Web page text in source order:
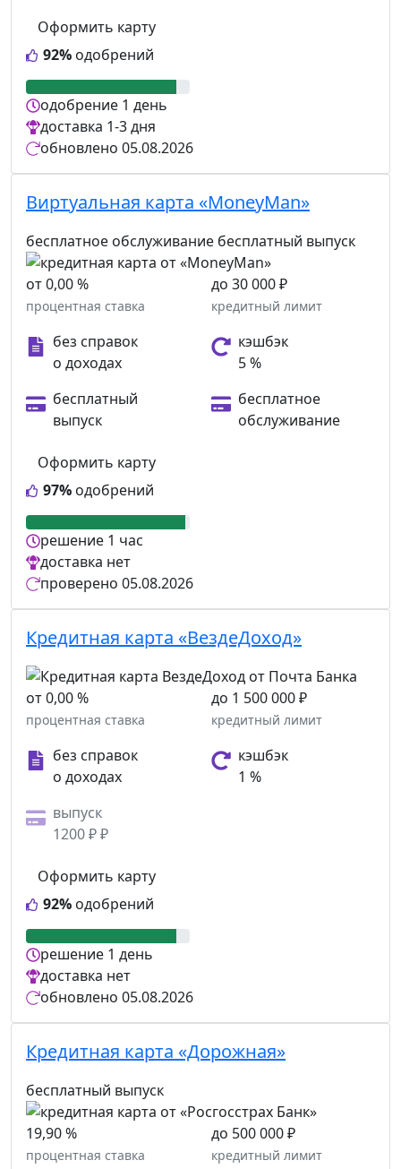
92% одобрений
Оформить карту
одобрение 1 день
доставка 1-3 дня
обновлено 05.08.2026
Виртуальная карта «MoneyMan»
бесплатное обслуживание бесплатный выпуск
от 0,00 %
процентная ставка
до 30 000 ₽
кредитный лимит
без справок
о доходах
кэшбэк
5 %
бесплатный
выпуск
бесплатное
обслуживание
97% одобрений
Оформить карту
решение 1 час
доставка нет
проверено 05.08.2026
Кредитная карта «ВездеДоход»
от 0,00 %
процентная ставка
до 1 500 000 ₽
кредитный лимит
без справок
о доходах
кэшбэк
1 %
выпуск
1200 ₽ ₽
92% одобрений
Оформить карту
решение 1 день
доставка нет
обновлено 05.08.2026
Кредитная карта «Дорожная»
бесплатный выпуск
19,90 %
процентная ставка
до 500 000 ₽
кредитный лимит